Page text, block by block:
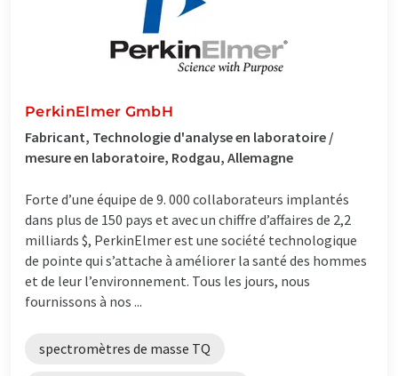
PerkinElmer GmbH
Fabricant, Technologie d'analyse en laboratoire /
mesure en laboratoire, Rodgau, Allemagne
Forte d’une équipe de 9. 000 collaborateurs implantés
dans plus de 150 pays et avec un chiffre d’affaires de 2,2
milliards $, PerkinElmer est une société technologique
de pointe qui s’attache à améliorer la santé des hommes
et de leur l’environnement. Tous les jours, nous
fournissons à nos ...
spectromètres de masse TQ